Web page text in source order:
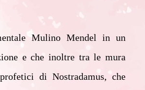
Mulino Mendel in un
e che inoltre tra le mura
di Nostradamus, che